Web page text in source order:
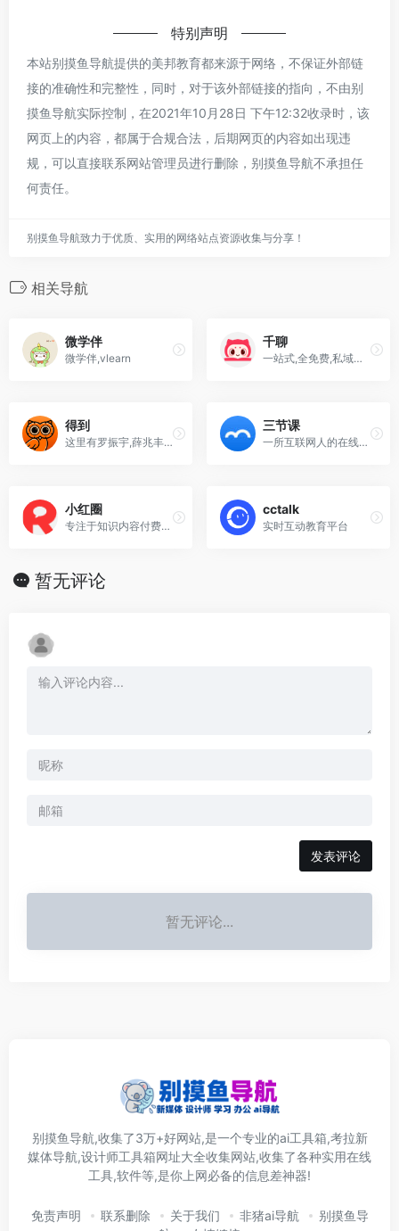
特别声明
本站别摸鱼导航提供的美邦教育都来源于网络，不保证外部链
接的准确性和完整性，同时，对于该外部链接的指向，不由别
摸鱼导航实际控制，在2021年10月28日 下午12:32收录时，该
网页上的内容，都属于合规合法，后期网页的内容如出现违
规，可以直接联系网站管理员进行删除，别摸鱼导航不承担任
何责任。
别摸鱼导航致力于优质、实用的网络站点资源收集与分享！
相关导航
微学伴
微学伴,vlearn
千聊
一站式,全免费,私域用户运营工具,微信生态知识变现首选工具
得到
这里有罗振宇,薛兆丰,武志红,香帅,何帆等100位专家学者的独家课程,也有专业说书人为你解读好书,更
三节课
一所互联网人的在线大学我们一直在说,想做一所“在线大学”而非“培训机构
小红圈
专注于知识内容付费社群的私域流量管理工具,基于微信公众号、小程序、移动App等私域流量平台
cctalk
实时互动教育平台
暂无评论
发表评论
暂无评论...
别摸鱼导航,收集了3万+好网站,是一个专业的ai工具箱,考拉新
媒体导航,设计师工具箱网址大全收集网站,收集了各种实用在线
工具,软件等,是你上网必备的信息差神器!
免责声明 联系删除 关于我们 非猪ai导航
别摸鱼导